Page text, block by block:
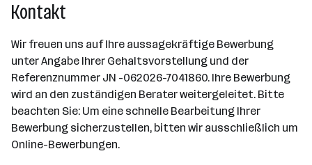
Kontakt
Wir freuen uns auf Ihre aussagekräftige Bewerbung
unter Angabe Ihrer Gehaltsvorstellung und der
Referenznummer JN -062026-7041860. Ihre Bewerbung
wird an den zuständigen Berater weitergeleitet. Bitte
beachten Sie: Um eine schnelle Bearbeitung Ihrer
Bewerbung sicherzustellen, bitten wir ausschließlich um
Online-Bewerbungen.